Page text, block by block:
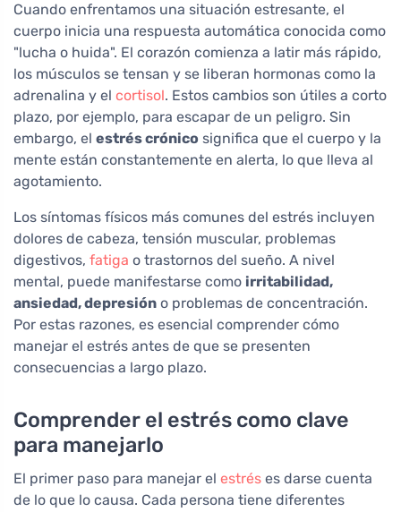
Cuando enfrentamos una situación estresante, el
cuerpo inicia una respuesta automática conocida como
"lucha o huida". El corazón comienza a latir más rápido,
los músculos se tensan y se liberan hormonas como la
adrenalina y el cortisol. Estos cambios son útiles a corto
plazo, por ejemplo, para escapar de un peligro. Sin
embargo, el estrés crónico significa que el cuerpo y la
mente están constantemente en alerta, lo que lleva al
agotamiento.
Los síntomas físicos más comunes del estrés incluyen
dolores de cabeza, tensión muscular, problemas
digestivos, fatiga o trastornos del sueño. A nivel
mental, puede manifestarse como irritabilidad,
ansiedad, depresión o problemas de concentración.
Por estas razones, es esencial comprender cómo
manejar el estrés antes de que se presenten
consecuencias a largo plazo.
Comprender el estrés como clave
para manejarlo
El primer paso para manejar el estrés es darse cuenta
de lo que lo causa. Cada persona tiene diferentes